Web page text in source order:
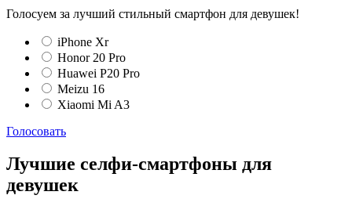
Голосуем за лучший стильный смартфон для девушек!
iPhone Xr
Honor 20 Pro
Huawei P20 Pro
Meizu 16
Xiaomi Mi A3
Голосовать
Лучшие селфи-смартфоны для
девушек